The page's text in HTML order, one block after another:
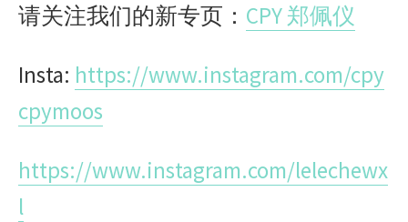
请关注我们的新专页： CPY 郑佩仪
Insta: https://www.instagram.com/cpy
cpymoos
https://www.instagram.com/lelechewx
l